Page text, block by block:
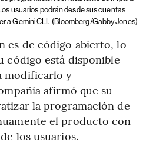
Los usuarios podrán desde sus cuentas
a Gemini CLI. (Bloomberg/Gabby Jones)
es de código abierto, lo
código está disponible
modificarlo y
afirmó que su
la programación de
el producto con
los usuarios.